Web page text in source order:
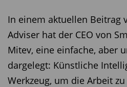
dann schon die ESG-
Mehrwert gegenüber
Ausschlussansätzen
externem und internem
In einem aktuellen Beitrag
Adviser hat der CEO von
Mitev, eine einfache, aber
dargelegt: Künstliche
Werkzeug, um die Arbeit